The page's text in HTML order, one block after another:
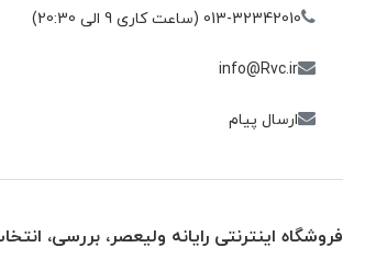
013-32342010 (ساعت کاری 9 الی 20:30)
info@Rvc.ir
ارسال پیام
فروشگاه اینترنتی رایانه ولیعصر، بررسی،